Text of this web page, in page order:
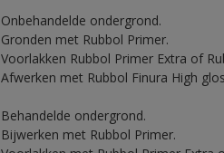
Onbehandelde ondergrond.
Gronden met Rubbol Primer.
Voorlakken Rubbol Primer Extra of
Afwerken met Rubbol Finura High
Behandelde ondergrond.
Bijwerken met Rubbol Primer.